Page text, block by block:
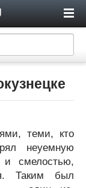
теми, кто
неуемную
и смелостью,
Таким был